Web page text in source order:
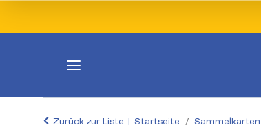
Zurück zur Liste Startseite Sammelkarten